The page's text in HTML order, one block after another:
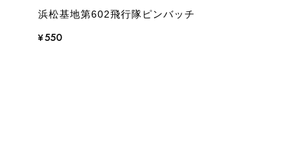
浜松基地第602飛行隊ピンバッチ
¥550